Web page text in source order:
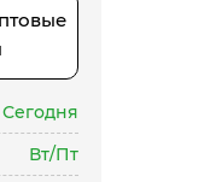
Сегодня
Вт/Пт